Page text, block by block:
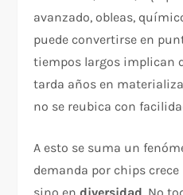
avanzado, obleas,
puede convertirse en
tiempos largos implican
tarda años en
no se reubica con
A esto se suma un
demanda por chips
sino endiversidad . No